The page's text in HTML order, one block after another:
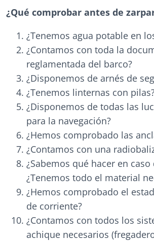
¿Qué comprobar antes de
¿Tenemos agua potable en
¿Contamos con toda la
reglamentada del barco?
¿Disponemos de arnés de
¿Tenemos linternas con
¿Disponemos de todas las
para la navegación?
¿Hemos comprobado las
¿Contamos con una
¿Sabemos qué hacer en
¿Tenemos todo el material
¿Hemos comprobado el
de corriente?
¿Contamos con todos los
achique necesarios